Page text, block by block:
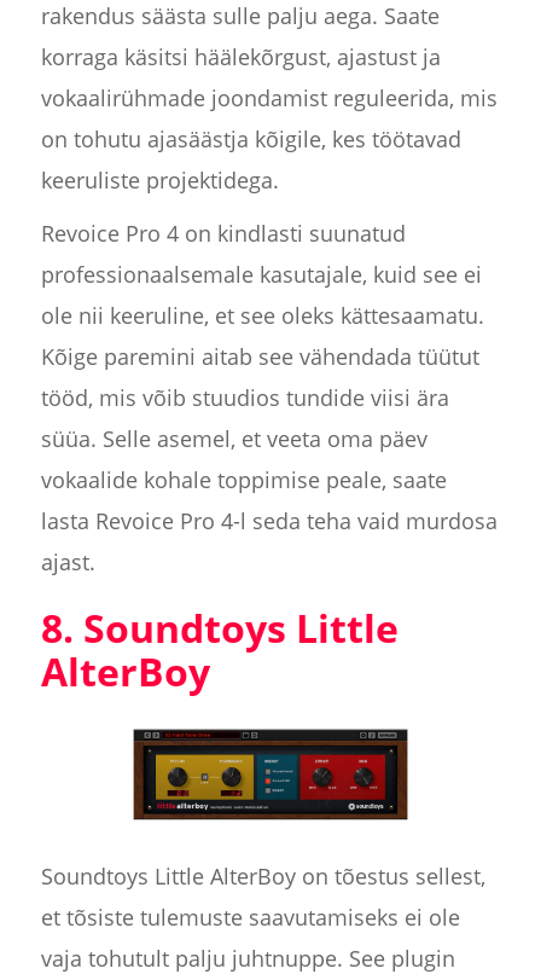
rakendus säästa sulle palju aega. Saate
korraga käsitsi häälekõrgust, ajastust ja
vokaalirühmade joondamist reguleerida, mis
on tohutu ajasäästja kõigile, kes töötavad
keeruliste projektidega.
Revoice Pro 4 on kindlasti suunatud
professionaalsemale kasutajale, kuid see ei
ole nii keeruline, et see oleks kättesaamatu.
Kõige paremini aitab see vähendada tüütut
tööd, mis võib stuudios tundide viisi ära
süüa. Selle asemel, et veeta oma päev
vokaalide kohale toppimise peale, saate
lasta Revoice Pro 4-l seda teha vaid murdosa
ajast.
8. Soundtoys Little
AlterBoy
Soundtoys Little AlterBoy on tõestus sellest,
et tõsiste tulemuste saavutamiseks ei ole
vaja tohutult palju juhtnuppe. See plugin